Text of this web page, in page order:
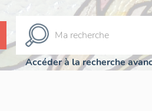
Accéder à la recherche